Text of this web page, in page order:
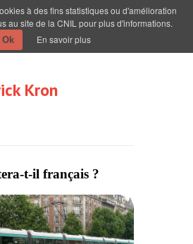
Kron
t-il français ?
à des fins statistiques ou d'amélioration
au site de la CNIL pour plus d'informations.
Ok En savoir plus